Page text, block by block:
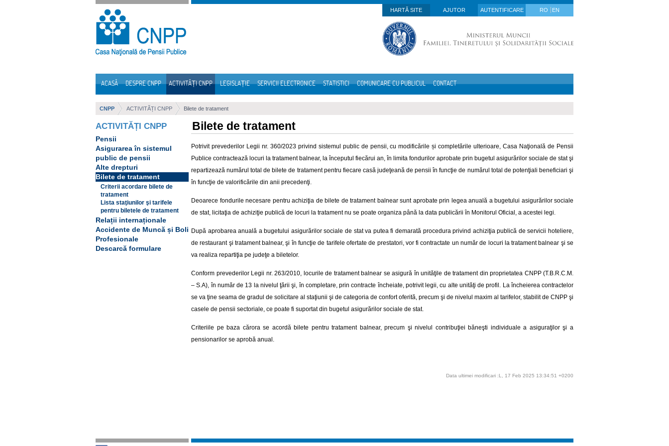
Sari la continut
HARTĂ SITE
AJUTOR AUTENTIFICARE RO EN
ACASĂ DESPRE CNPP ACTIVITĂȚI CNPP LEGISLAȚIE SERVICII ELECTRONICE STATISTICI COMUNICARE CU PUBLICUL CONTACT
CNPP ACTIVITĂȚI CNPP Bilete de tratament
ACTIVITĂȚI CNPP
Pensii
Asigurarea în sistemul
public de pensii
Alte drepturi
Bilete de tratament
Criterii acordare bilete de
tratament
Lista staţiunilor şi tarifele
pentru biletele de tratament
Relații internaționale
Accidente de Muncă și Boli
Profesionale
Descarcă formulare
Bilete de tratament
Potrivit prevederilor Legii nr. 360/2023 privind sistemul public de pensii, cu modificările și completările ulterioare , Casa Naţională de Pensii
Publice contractează locuri la tratament balnear, la începutul fiecărui an, în limita fondurilor aprobate prin bugetul asigurărilor sociale de stat şi
repartizează numărul total de bilete de tratament pentru fiecare casă judeţeană de pensii în funcţie de numărul total de potenţiali beneficiari şi
în funcţie de valorificările din anii precedenţi.
Deoarece fondurile necesare pentru achiziţia de bilete de tratament balnear sunt aprobate prin legea anuală a bugetului asigurărilor sociale
de stat, licitaţia de achiziţie publică de locuri la tratament nu se poate organiza până la data publicării în Monitorul Oficial, a acestei legi.
După aprobarea anuală a bugetului asigurărilor sociale de stat va putea fi demarată procedura privind achiziţia publică de servicii hoteliere,
de restaurant şi tratament balnear, şi în funcţie de tarifele ofertate de prestatori, vor fi contractate un număr de locuri la tratament balnear şi se
va realiza repartiţia pe judeţe a biletelor.
Conform prevederilor Legii nr. 263/2010, locurile de tratament balnear se asigură în unităţile de tratament din proprietatea CNPP (T.B.R.C.M.
– S.A), în număr de 13 la nivelul ţării şi, în completare, prin contracte încheiate, potrivit legii, cu alte unităţi de profil. La încheierea contractelor
se va ţine seama de gradul de solicitare al staţiunii şi de categoria de confort oferită, precum şi de nivelul maxim al tarifelor, stabilit de CNPP şi
casele de pensii sectoriale, ce poate fi suportat din bugetul asigurărilor sociale de stat.
Criteriile pe baza cărora se acordă bilete pentru tratament balnear, precum şi nivelul contribuţiei băneşti individuale a asiguraţilor şi a
pensionarilor se aprobă anual.
Data ultimei modificari :L, 17 Feb 2025 13:34:51 +0200